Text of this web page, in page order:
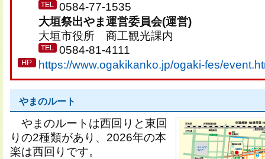
0584-77-1535
大垣祭出やま運営委員会(運営)
大垣市役所 商工観光課内
0584-81-4111
https://www.ogakikanko.jp/ogaki-fes/
やまのルート
やまのルートは西回りと東回
りの2種類があり、2026年の本
楽は西回りです。